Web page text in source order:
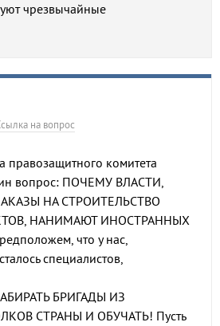
чрезвычайные
на вопрос
правозащитного комитета
вопрос: ПОЧЕМУ ВЛАСТИ,
НА СТРОИТЕЛЬСТВО
НАНИМАЮТ ИНОСТРАННЫХ
что у нас,
специалистов,
БРИГАДЫ ИЗ
СТРАНЫ И ОБУЧАТЬ! Пусть